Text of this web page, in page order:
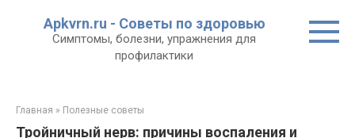
Apkvrn.ru - Советы по здоровью
Симптомы, болезни, упражнения для
профилактики
Главная » Полезные советы
Тройничный нерв: причины воспаления и